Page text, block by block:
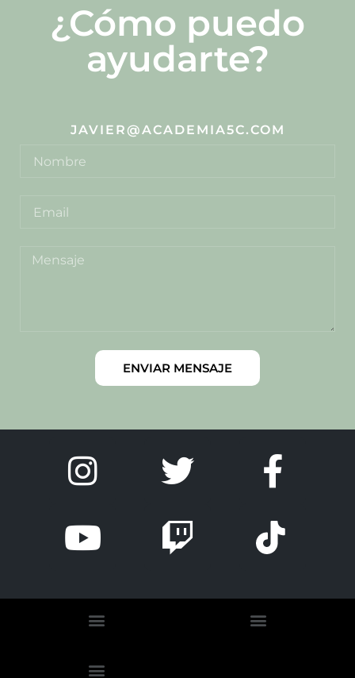
¿Cómo puedo
ayudarte?
JAVIER@ACADEMIA5C.COM
ENVIAR MENSAJE